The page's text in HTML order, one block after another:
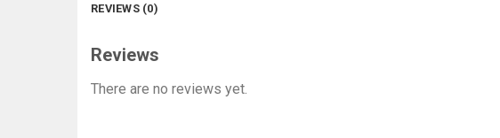
REVIEWS (0)
Reviews
There are no reviews yet.